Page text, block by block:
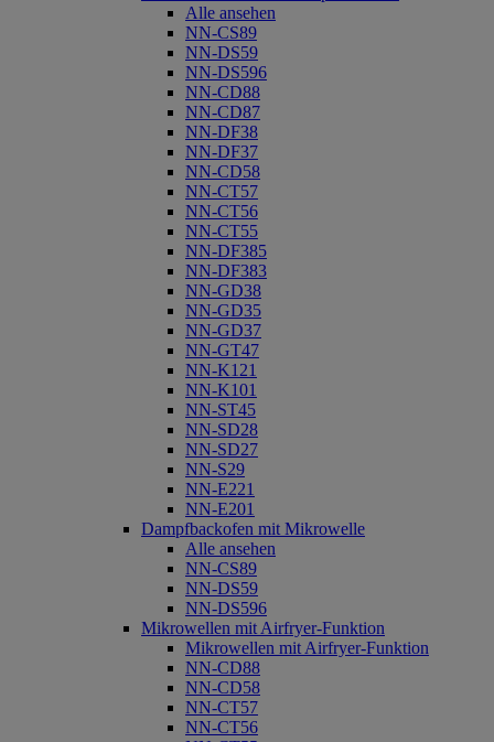
Alle ansehen
NN-CS89
NN-DS59
NN-DS596
NN-CD88
NN-CD87
NN-DF38
NN-DF37
NN-CD58
NN-CT57
NN-CT56
NN-CT55
NN-DF385
NN-DF383
NN-GD38
NN-GD35
NN-GD37
NN-GT47
NN-K121
NN-K101
NN-ST45
NN-SD28
NN-SD27
NN-S29
NN-E221
NN-E201
Dampfbackofen mit Mikrowelle
Alle ansehen
NN-CS89
NN-DS59
NN-DS596
Mikrowellen mit Airfryer-Funktion
Mikrowellen mit Airfryer-Funktion
NN-CD88
NN-CD58
NN-CT57
NN-CT56